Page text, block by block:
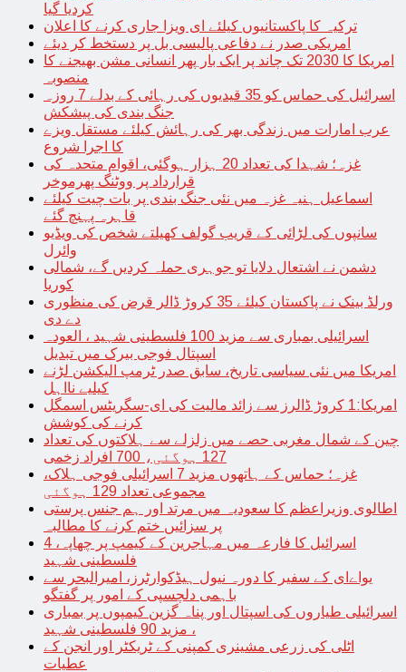
کردیا گیا
ترکیہ کا پاکستانیوں کیلئے ای ویزا جاری کرنے کا اعلان
امریکی صدر نے دفاعی پالیسی بل پر دستخط کر دیئے
امریکا کا 2030 تک چاند پر ایک بار پھر انسانی مشن بھیجنے کا
منصوبہ
اسرائیل کی حماس کو 35 قیدیوں کی رہائی کے بدلے 7 روزہ
جنگ بندی کی پیشکش
عرب امارات میں زندگی بھر کی رہائش کیلئے مستقل ویزے
کا اجرا شروع
غزہ؛ شہدا کی تعداد 20 ہزار ہوگئی، اقوام متحدہ کی
قرارداد پر ووٹنگ پھرموخر
اسماعیل ہنیہ غزہ میں نئی جنگ بندی پر بات چیت کیلئے
قاہرہ پہنچ گئے
سانپوں کی لڑائی کے قریب گولف کھیلتے شخص کی ویڈیو
وائرل
دشمن نے اشتعال دلایا تو جوہری حملہ کردیں گے، شمالی
کوریا
ورلڈ بینک نے پاکستان کیلئے 35 کروڑ ڈالر قرض کی منظوری
دے دی
اسرائیلی بمباری سے مزید 100 فلسطینی شہید ، العودہ
اسپتال فوجی بیرک میں تبدیل
امریکا میں نئی سیاسی تاریخ، سابق صدر ٹرمپ الیکشن لڑنے
کیلیے نااہل
امریکا:1 کروڑ ڈالرز سے زائد مالیت کی ای-سگریٹس اسمگل
کرنے کی کوشش
چین کے شمال مغربی حصے میں زلزلے سے ہلاکتوں کی تعداد
127 ہوگئی، 700 افراد زخمی
غزہ؛ حماس کے ہاتھوں مزید 7 اسرائیلی فوجی ہلاک،
مجموعی تعداد 129 ہوگئی
اطالوی وزیراعظم کا سعودیہ میں مرتد اور ہم جنس پرستی
پر سزائیں ختم کرنے کا مطالبہ
اسرائیل کا فارعہ میں مہاجرین کے کیمپ پر چھاپہ، 4
فلسطینی شہید
یواےای کے سفیر کا دورہ نیول ہیڈکوارٹرز، امیرالبحر سے
باہمی دلچسپی کے امور پر گفتگو
اسرائیلی طیاروں کی اسپتال اور پناہ گزین کیمپوں پر بمباری
، مزید 90 فلسطینی شہید
اٹلی کی زرعی مشینری کمپنی کے ٹریکٹر اور انجن کے
عطیات